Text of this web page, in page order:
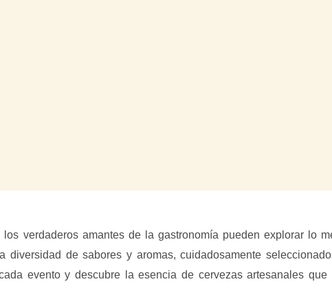
verdaderos amantes de la gastronomía pueden explorar lo
de sabores y aromas, cuidadosamente
evento y descubre la esencia de cervezas artesanales que